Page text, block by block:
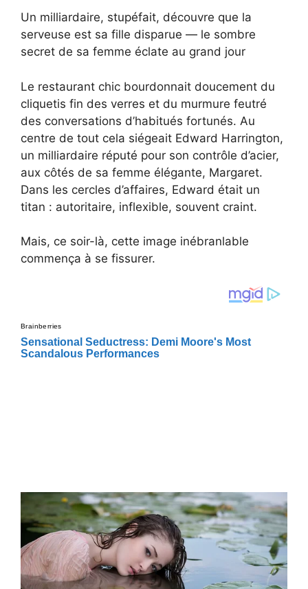
Un milliardaire, stupéfait, découvre que la
serveuse est sa fille disparue — le sombre
secret de sa femme éclate au grand jour
Le restaurant chic bourdonnait doucement du
cliquetis fin des verres et du murmure feutré
des conversations d’habitués fortunés. Au
centre de tout cela siégeait Edward Harrington,
un milliardaire réputé pour son contrôle d’acier,
aux côtés de sa femme élégante, Margaret.
Dans les cercles d’affaires, Edward était un
titan : autoritaire, inflexible, souvent craint.
Mais, ce soir-là, cette image inébranlable
commença à se fissurer.